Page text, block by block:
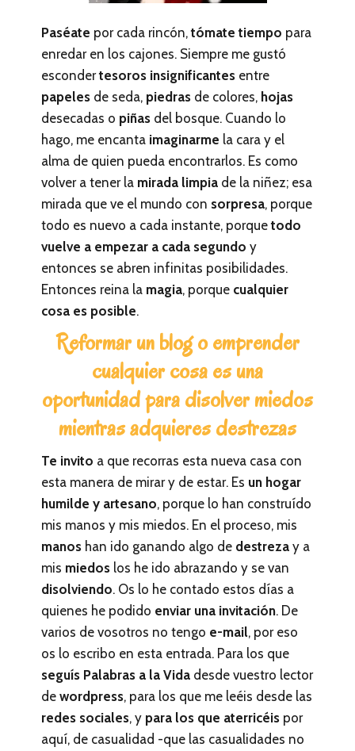
Paséate por cada rincón,tómate tiempo para
enredar en los cajones. Siempre me gustó
escondertesoros insignificantes entre
papeles de seda, piedras de colores, hojas
desecadas o piñas del bosque. Cuando lo
hago, me encanta imaginarme la cara y el
alma de quien pueda encontrarlos. Es como
volver a tener la mirada limpia de la niñez; esa
mirada que ve el mundo con sorpresa, porque
todo es nuevo a cada instante, porquetodo
vuelve a empezar a cada segundo y
entonces se abren infinitas posibilidades.
Entonces reina la magia, porque cualquier
cosa es posible.
Reformar un blog o emprender
cualquier cosa es una
oportunidad para disolver miedos
mientras adquieres destrezas
Te invito a que recorras esta nueva casa con
esta manera de mirar y de estar. Es un hogar
humilde y artesano, porque lo han construído
mis manos y mis miedos. En el proceso, mis
manos han ido ganando algo de destreza y a
mis miedos los he ido abrazando y se van
disolviendo. Os lo he contado estos días a
quienes he podido enviar una invitación. De
varios de vosotros no tengo e-mail, por eso
os lo escribo en esta entrada. Para los que
seguís Palabras a la Vida desde vuestro lector
dewordpress, para los que me leéis desde las
redes sociales, y para los que aterricéis por
aquí, de casualidad -que las casualidades no